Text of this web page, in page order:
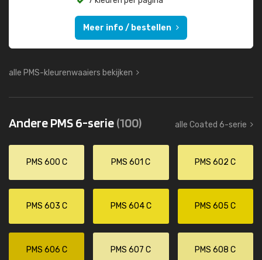
Meer info / bestellen
alle PMS-kleurenwaaiers bekijken
Andere PMS 6-serie(100) alle Coated 6-serie
PMS 600 C PMS 601 C PMS 602 C
PMS 603 C PMS 604 C PMS 605 C
PMS 606 C PMS 607 C PMS 608 C